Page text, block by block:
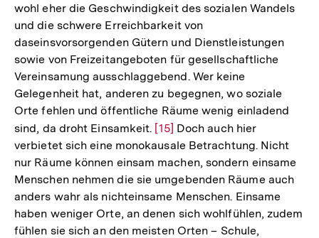
wohl eher die Geschwindigkeit des sozialen Wandels
und die schwere Erreichbarkeit von
daseinsvorsorgenden Gütern und Dienstleistungen
sowie von Freizeitangeboten für gesellschaftliche
Vereinsamung ausschlaggebend. Wer keine
Gelegenheit hat, anderen zu begegnen, wo soziale
Orte fehlen und öffentliche Räume wenig einladend
sind, da droht Einsamkeit. Zur
Auflösung
der
Fußnote
[15] Doch auch hier
verbietet sich eine monokausale Betrachtung. Nicht
nur Räume können einsam machen, sondern einsame
Menschen nehmen die sie umgebenden Räume auch
anders wahr als nichteinsame Menschen. Einsame
haben weniger Orte, an denen sich wohlfühlen, zudem
fühlen sie sich an den meisten Orten – Schule,